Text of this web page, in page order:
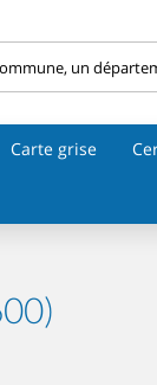
Carte grise